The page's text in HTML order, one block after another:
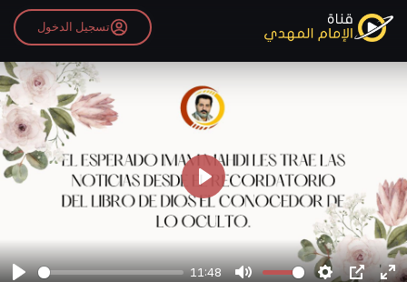
تسجيل الدخول
11:48
P
l
a
y